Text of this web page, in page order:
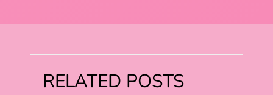
RELATED POSTS